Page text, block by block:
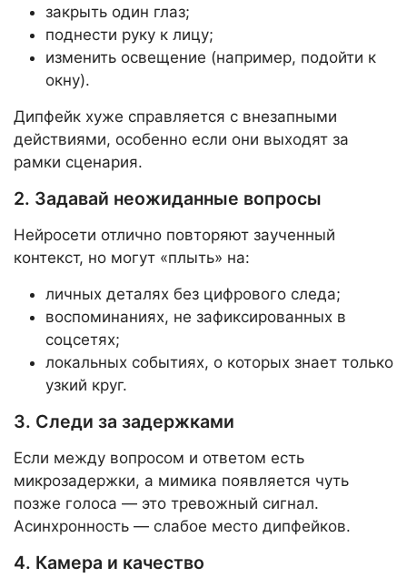
закрыть один глаз;
поднести руку к лицу;
изменить освещение (например, подойти к
окну).
Дипфейк хуже справляется с внезапными
действиями, особенно если они выходят за
рамки сценария.
2. Задавай неожиданные вопросы
Нейросети отлично повторяют заученный
контекст, но могут «плыть» на:
личных деталях без цифрового следа;
воспоминаниях, не зафиксированных в
соцсетях;
локальных событиях, о которых знает только
узкий круг.
3. Следи за задержками
Если между вопросом и ответом есть
микрозадержки, а мимика появляется чуть
позже голоса — это тревожный сигнал.
Асинхронность — слабое место дипфейков.
4. Камера и качество